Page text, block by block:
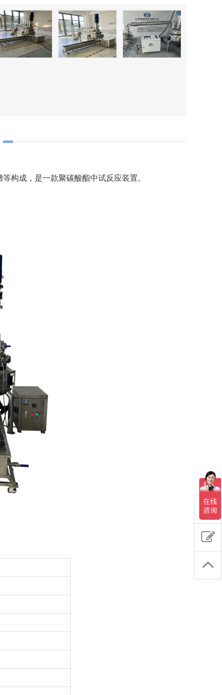
构成，是一款聚碳酸酯中试反应装置。